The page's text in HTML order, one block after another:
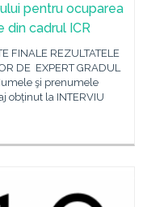
pentru ocuparea
din cadrul ICR
FINALE REZULTATELE
DE EXPERT GRADUL
şi prenumele
obținut la INTERVIU